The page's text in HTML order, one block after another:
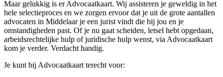
Maar gelukkig is er Advocaatkaart. Wij assisteren je geweldig in het
hele selectieproces en we zorgen ervoor dat je uit de grote aantallen
advocaten in Middelaar je een jurist vindt die bij jou en je
omstandigheden past. Of je nu gaat scheiden, letsel hebt opgedaan,
arbeidsrechtelijke hulp of juridische hulp wenst, via Advocaatkaart
kom je verder. Verdacht handig.
Je kunt bij Advocaatkaart terecht voor: